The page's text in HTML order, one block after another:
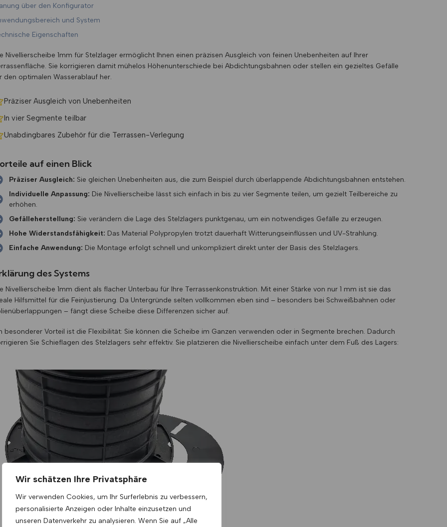
Wir schätzen Ihre Privatsphäre
Wir verwenden Cookies, um Ihr Surferlebnis zu verbessern,
personalisierte Anzeigen oder Inhalte einzusetzen und
unseren Datenverkehr zu analysieren. Wenn Sie auf „Alle
über den Konfigurator
und System
Eigenschaften
Nivellierscheibe 1mm für Stelzlager ermöglicht Ihnen einen präzisen Ausgleich von feinen Unebenheiten auf Ihrer
Sie korrigieren damit mühelos Höhenunterschiede bei Abdichtungsbahnen oder stellen ein gezieltes Gefälle
den optimalen Wasserablauf her.
Präziser Ausgleich von Unebenheiten
In vier Segmente teilbar
Unabdingbares Zubehör für die Terrassen-Verlegung
auf einen Blick
Präziser Ausgleich: Sie gleichen Unebenheiten aus, die zum Beispiel durch überlappende Abdichtungsbahnen entstehen.
Individuelle Anpassung: Die Nivellierscheibe lässt sich einfach in bis zu vier Segmente teilen, um gezielt Teilbereiche zu
erhöhen.
Gefälleherstellung: Sie verändern die Lage des Stelzlagers punktgenau, um ein notwendiges Gefälle zu erzeugen.
Hohe Widerstandsfähigkeit: Das Material Polypropylen trotzt dauerhaft Witterungseinflüssen und UV-Strahlung.
Einfache Anwendung: Die Montage erfolgt schnell und unkompliziert direkt unter der Basis des Stelzlagers.
des Systems
Nivellierscheibe 1mm dient als flacher Unterbau für Ihre Terrassenkonstruktion. Mit einer Stärke von nur 1 mm ist sie das
Hilfsmittel für die Feinjustierung. Da Untergründe selten vollkommen eben sind – besonders bei Schweißbahnen oder
– fängt diese Scheibe diese Differenzen sicher auf.
besonderer Vorteil ist die Flexibilität: Sie können die Scheibe im Ganzen verwenden oder in Segmente brechen. Dadurch
Sie Schieflagen des Stelzlagers sehr effektiv. Sie platzieren die Nivellierscheibe einfach unter dem Fuß des Lagers: